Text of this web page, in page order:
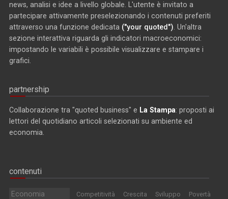
news, analisi e idee a livello globale. L'utente è invitato a
partecipare attivamente preselezionando i contenuti preferiti
attraverso una funzione dedicata ("your quoted") . Un'altra
sezione interattiva riguarda gli indicatori macroeconomici:
impostando le variabili è possibile visualizzare e stampare i
grafici.
partnership
Collaborazione tra "quoted business" e La Stampa: proposti ai
lettori del quotidiano articoli selezionati su ambiente ed
economia.
contenuti
Economia Competitività Crescita Sviluppo Povertà